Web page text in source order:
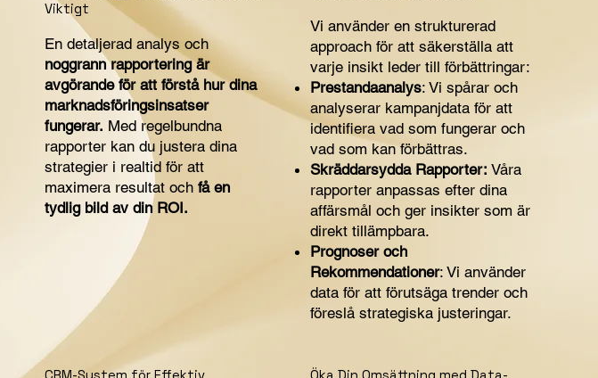
Viktigt
En detaljerad analys och
noggrann rapportering är
avgörande för att förstå hur dina
marknadsföringsinsatser
fungerar. Med regelbundna
rapporter kan du justera dina
strategier i realtid för att
maximera resultat och få en
tydlig bild av din ROI.
Vi använder en strukturerad
approach för att säkerställa att
varje insikt leder till förbättringar:
Prestandaanalys: Vi spårar och
analyserar kampanjdata för att
identifiera vad som fungerar och
vad som kan förbättras.
Skräddarsydda Rapporter: Våra
rapporter anpassas efter dina
affärsmål och ger insikter som är
direkt tillämpbara.
Prognoser och
Rekommendationer: Vi använder
data för att förutsäga trender och
föreslå strategiska justeringar.